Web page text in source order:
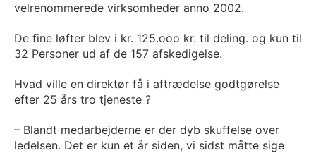
velrenommerede virksomheder anno 2002.
De fine løfter blev i kr. 125.ooo kr. til deling. og kun til
32 Personer ud af de 157 afskedigelse.
Hvad ville en direktør få i aftrædelse godtgørelse
efter 25 års tro tjeneste ?
– Blandt medarbejderne er der dyb skuffelse over
ledelsen. Det er kun et år siden, vi sidst måtte sige